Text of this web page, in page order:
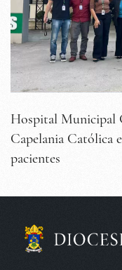
Hospital Municipal
Capelania Católica
pacientes